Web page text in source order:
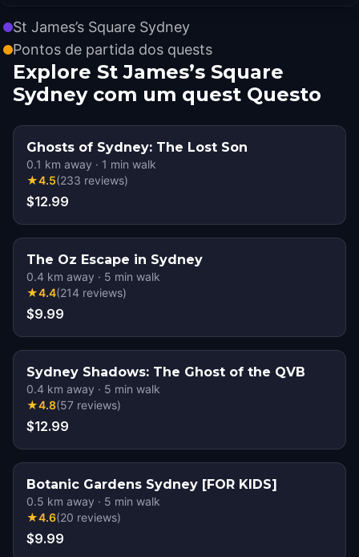
St James’s Square Sydney
Pontos de partida dos quests
Explore St James’s Square
Sydney com um quest Questo
Ghosts of Sydney: The Lost Son
0.1 km away · 1 min walk
★4.5(233 reviews)
$12.99
The Oz Escape in Sydney
0.4 km away · 5 min walk
★4.4(214 reviews)
$9.99
Sydney Shadows: The Ghost of the QVB
0.4 km away · 5 min walk
★4.8(57 reviews)
$12.99
Botanic Gardens Sydney [FOR KIDS]
0.5 km away · 5 min walk
★4.6(20 reviews)
$9.99